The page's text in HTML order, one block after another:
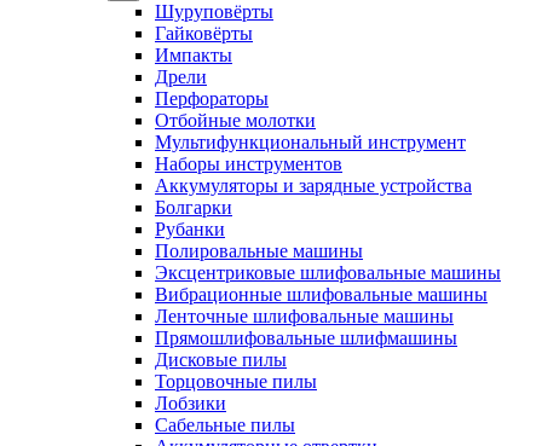
Шуруповёрты
Гайковёрты
Импакты
Дрели
Перфораторы
Отбойные молотки
Мультифункциональный инструмент
Наборы инструментов
Аккумуляторы и зарядные устройства
Болгарки
Рубанки
Полировальные машины
Эксцентриковые шлифовальные машины
Вибрационные шлифовальные машины
Ленточные шлифовальные машины
Прямошлифовальные шлифмашины
Дисковые пилы
Торцовочные пилы
Лобзики
Сабельные пилы